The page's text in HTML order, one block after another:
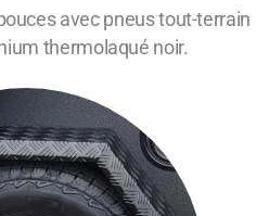
avec pneus tout-terrain
thermolaqué noir.